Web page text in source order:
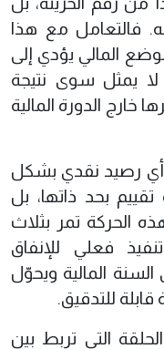
فالتعامل مع هذا
المالي يؤدي إلى
لا يمثل سوى نتيجة
خارج الدورة المالية
أي رصيد نقدي بشكل
بحد ذاتها، بل
الحركة تمر بثلاث
فعلي للإنفاق
المالية ويحوّل
قابلة للتدقيق.
التي تربط بين